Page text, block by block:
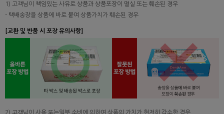
1) 고객님이 책임있는 사유로 상품과 상품포장이 멸실 또는 훼손된 경우
- 택배송장을 상품에 바로 붙여 상품가치가 훼손된 경우
[교환 및 반품 시 포장 유의사항]
2) 고객님이 사용 또는일부 소비에 의하여 상품의 가치가 현저히 감소한 경우